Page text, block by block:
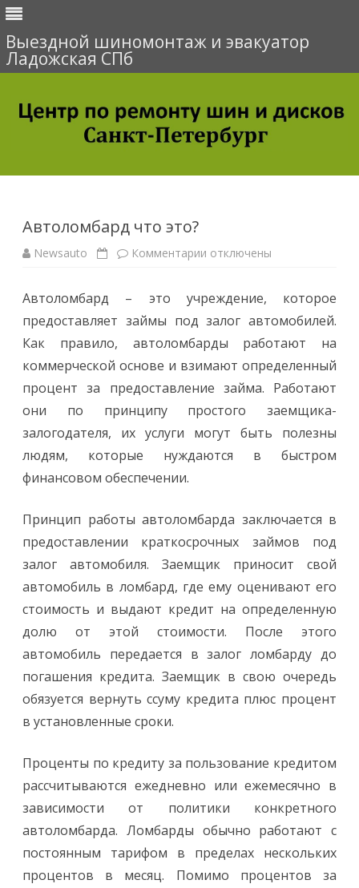
Выездной шиномонтаж и эвакуатор
Ладожская СПб
Автоломбард что это?
Newsauto Комментарии к
и
и
в
т
о
о
б
р
ч
?
отключены
Автоломбард – это учреждение, которое
предоставляет займы под залог автомобилей.
Как правило, автоломбарды работают на
коммерческой основе и взимают определенный
процент за предоставление займа. Работают
они по принципу простого заемщика-
залогодателя, их услуги могут быть полезны
людям, которые нуждаются в быстром
финансовом обеспечении.
Принцип работы автоломбарда заключается в
предоставлении краткосрочных займов под
залог автомобиля. Заемщик приносит свой
автомобиль в ломбард, где ему оценивают его
стоимость и выдают кредит на определенную
долю от этой стоимости. После этого
автомобиль передается в залог ломбарду до
погашения кредита. Заемщик в свою очередь
обязуется вернуть ссуму кредита плюс процент
в установленные сроки.
Проценты по кредиту за пользование кредитом
рассчитываются ежедневно или ежемесячно в
зависимости от политики конкретного
автоломбарда. Ломбарды обычно работают с
постоянным тарифом в пределах нескольких
процентов в месяц. Помимо процентов за